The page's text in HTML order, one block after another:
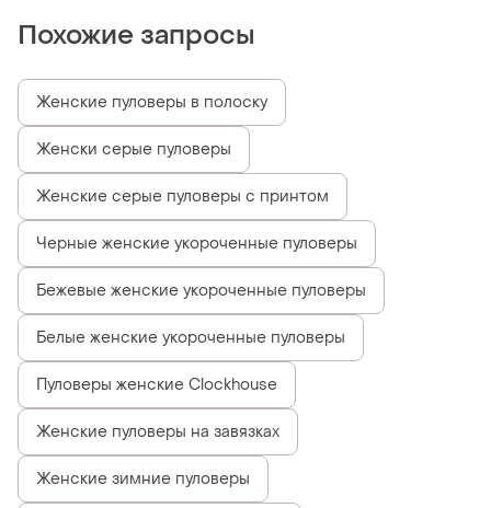
Похожие запросы
Женские пуловеры в полоску
Женски серые пуловеры
Женские серые пуловеры с принтом
Черные женские укороченные пуловеры
Бежевые женские укороченные пуловеры
Белые женские укороченные пуловеры
Пуловеры женские Clockhouse
Женские пуловеры на завязках
Женские зимние пуловеры